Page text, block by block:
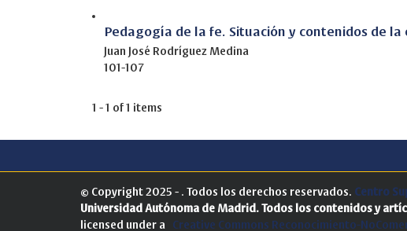
Pedagogía de la fe. Situación y contenidos de
Juan José Rodríguez Medina
101-107
1 - 1 of 1 items
© Copyright 2025 - . Todos los derechos reservados. Centro
Universidad Autónoma de Madrid. Todos los contenidos y
licensed under a Creative Commons Reconocimiento-